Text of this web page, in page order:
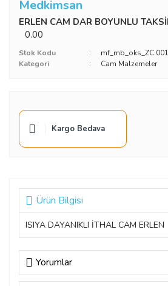
Medkimsan
ERLEN CAM DAR BOYUNLU
0.00
Stok Kodu
Kategori
Cam Malzemeler
Kargo Bedava
Ürün Bilgisi
ISIYA DAYANIKLI İTHAL CAM ERLEN
Yorumlar